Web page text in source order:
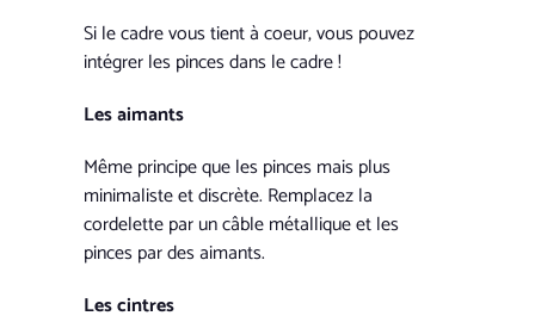
Si le cadre vous tient à coeur, vous pouvez
intégrer les pinces dans le cadre !
Les aimants
Même principe que les pinces mais plus
minimaliste et discrète. Remplacez la
cordelette par un câble métallique et les
pinces par des aimants.
Les cintres